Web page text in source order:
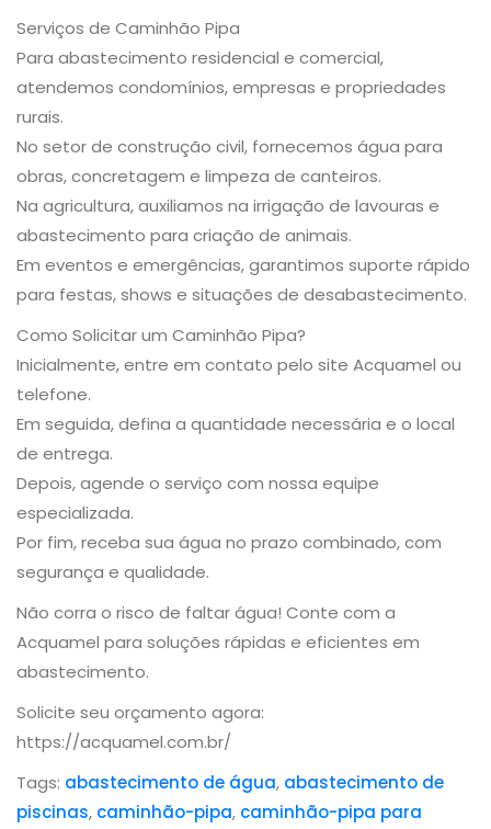
Serviços de Caminhão Pipa
Para abastecimento residencial e comercial,
atendemos condomínios, empresas e propriedades
rurais.
No setor de construção civil, fornecemos água para
obras, concretagem e limpeza de canteiros.
Na agricultura, auxiliamos na irrigação de lavouras e
abastecimento para criação de animais.
Em eventos e emergências, garantimos suporte rápido
para festas, shows e situações de desabastecimento.
Como Solicitar um Caminhão Pipa?
Inicialmente, entre em contato pelo site Acquamel ou
telefone.
Em seguida, defina a quantidade necessária e o local
de entrega.
Depois, agende o serviço com nossa equipe
especializada.
Por fim, receba sua água no prazo combinado, com
segurança e qualidade.
Não corra o risco de faltar água! Conte com a
Acquamel para soluções rápidas e eficientes em
abastecimento.
Solicite seu orçamento agora:
https://acquamel.com.br/
Tags: abastecimento de água, abastecimento de
piscinas, caminhão-pipa, caminhão-pipa para